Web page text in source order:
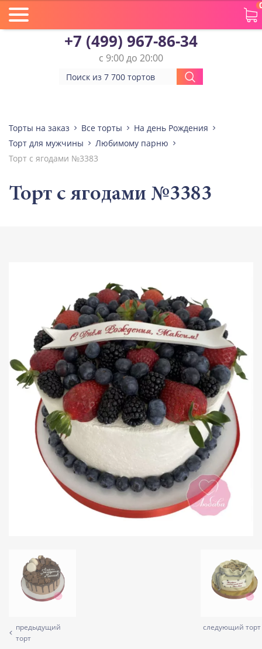
+7 (499) 967-86-34
с 9:00 до 20:00
Торты на заказ Все торты
На день Рождения
Торт для мужчины
Любимому парню
Торт с ягодами №3383
Торт с ягодами №3383
предыдущий
торт
следующий торт